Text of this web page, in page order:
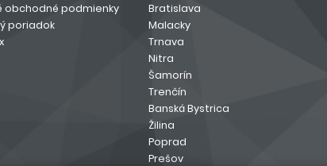
obchodné podmienky
poriadok
Bratislava
Malacky
Trnava
Nitra
Šamorín
Trenčín
Banská Bystrica
Žilina
Poprad
Prešov